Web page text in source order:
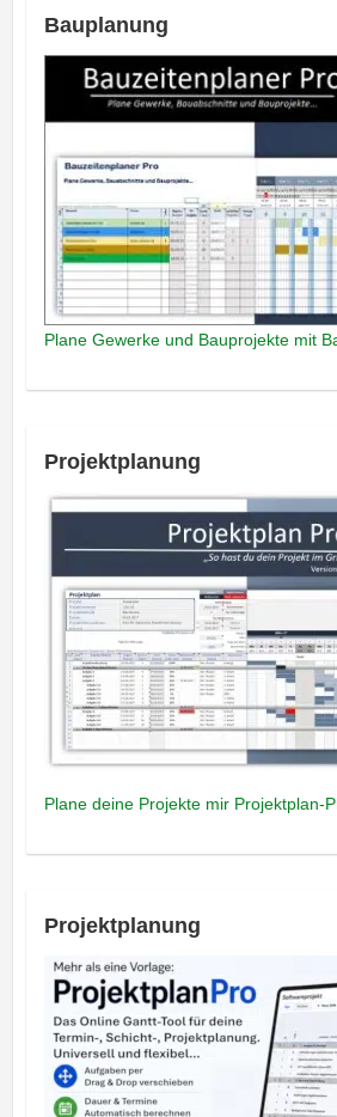
Bauplanung
Plane Gewerke und Bauprojekte mit
Projektplanung
Plane deine Projekte mir Projektplan-
Projektplanung